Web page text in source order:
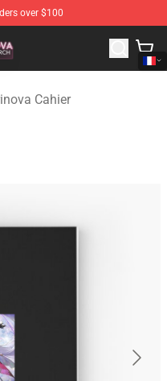
over $100
Merchandise Store
Cahier